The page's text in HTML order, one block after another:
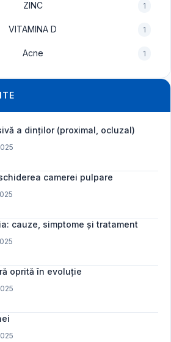
ZINC 1
VITAMINA D 1
Acne 1
a dinților (proximal, ocluzal)
camerei pulpare
cauze, simptome și tratament
oprită în evoluție